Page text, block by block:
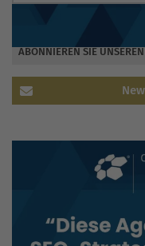
ABONNIEREN SIE